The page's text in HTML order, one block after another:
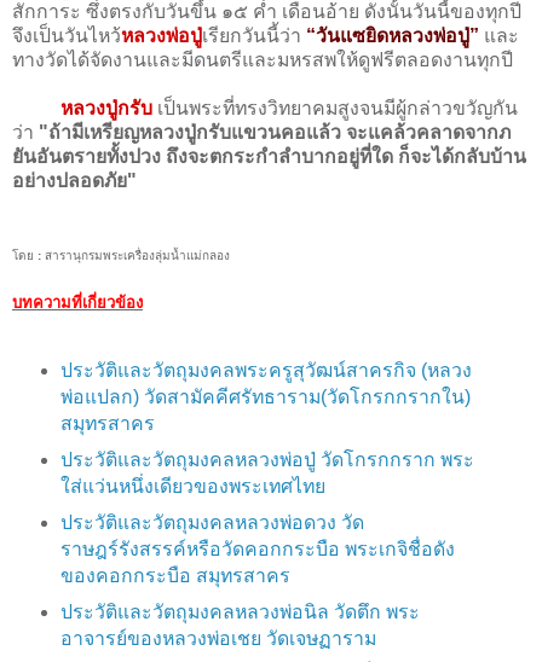
สักการะ ซึ่งตรงกับวันขึ้น ๑๕ ค่ำ เดือนอ้าย ดังนั้นวันนี้ของทุกปี
จึงเป็นวันไหว้หลวงพ่อปู่เรียกวันนี้ว่า “วันแซยิดหลวงพ่อปู่” และ
ทางวัดได้จัดงานและมีดนตรีและมหรสพให้ดูฟรีตลอดงานทุกปี
หลวงปู่กรับ เป็นพระที่ทรงวิทยาคมสูงจนมีผู้กล่าวขวัญกัน
ว่า "ถ้ามีเหรียญหลวงปู่กรับแขวนคอแล้ว จะแคล้วคลาดจากภ
ยันอันตรายทั้งปวง ถึงจะตกระกำลำบากอยู่ที่ใด ก็จะได้กลับบ้าน
อย่างปลอดภัย"
โดย : สารานุกรมพระเครื่องลุ่มน้ำแม่กลอง
บทความที่เกี่ยวข้อง
ประวัติและวัตถุมงคลพระครูสุวัฒน์สาครกิจ (หลวง
พ่อแปลก) วัดสามัคคีศรัทธาราม(วัดโกรกกรากใน)
สมุทรสาคร
ประวัติและวัตถุมงคลหลวงพ่อปู่ วัดโกรกกราก พระ
ใส่แว่นหนึ่งเดียวของพระเทศไทย
ประวัติและวัตถุมงคลหลวงพ่อดวง วัด
ราษฎร์รังสรรค์หรือวัดคอกกระบือ พระเกจิชื่อดัง
ของคอกกระบือ สมุทรสาคร
ประวัติและวัตถุมงคลหลวงพ่อนิล วัดตึก พระ
อาจารย์ของหลวงพ่อเชย วัดเจษฏาราม